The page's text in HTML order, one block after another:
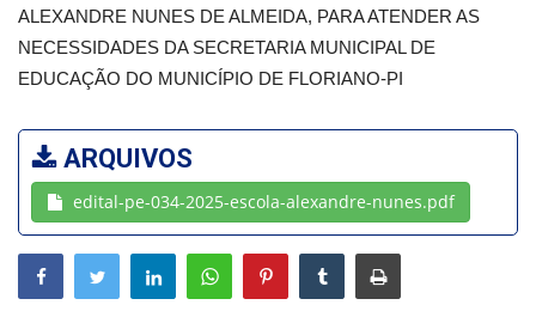
Mural de Licitações
Notícias
Vídeos
Webmail
Contato
ALEXANDRE NUNES DE ALMEIDA, PARA ATENDER AS
NECESSIDADES DA SECRETARIA MUNICIPAL DE
EDUCAÇÃO DO MUNICÍPIO DE FLORIANO-PI
ARQUIVOS
edital-pe-034-2025-escola-alexandre-nunes.pdf